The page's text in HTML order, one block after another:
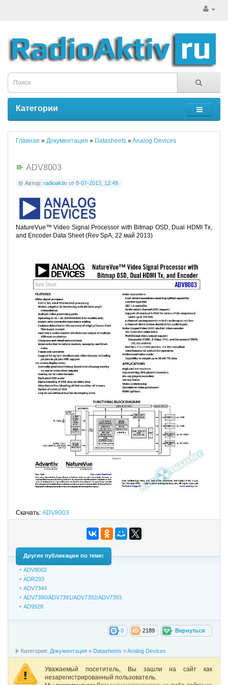
Категории
Главная » Документация » Datasheets »Analog Devices
ADV8003
Автор: radioaktiv от 8-07-2013, 12:49
NatureVue™ Video Signal Processor with Bitmap OSD, Dual HDMI Tx,
and Encoder Data Sheet (Rev SpA, 22 май 2013)
Скачать: ADV8003
Другие публикации по теме:
ADV8002
ADR293
ADV7344
ADV7390/ADV7391/ADV7392/ADV7393
AD9928
Вернуться
2189
0
Категория: Документация » Datasheets »Analog Devices
Уважаемый посетитель, Вы зашли на сайт как
незарегистрированный пользователь.